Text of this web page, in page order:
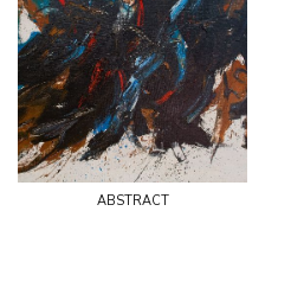
abstract